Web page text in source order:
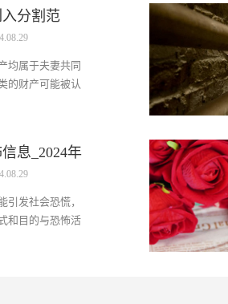
分割范
均属于夫妻共同
的财产可能被认
息_2024年
类型
引发社会恐慌，
和目的与恐怖活